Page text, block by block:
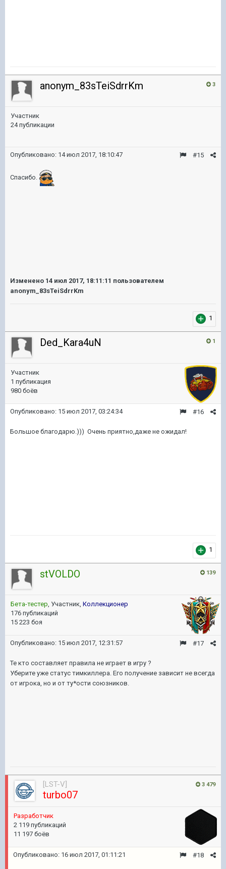
3
anonym_83sTeiSdrrKm
Участник
24 публикации
#15
Опубликовано: 14 июл 2017, 18:10:47
Спасибо.
Изменено 14 июл 2017, 18:11:11 пользователем
anonym_83sTeiSdrrKm
1
1
Ded_Kara4uN
Участник
1 публикация
980 боёв
#16
Опубликовано: 15 июл 2017, 03:24:34
Большое благодарю.))) Очень приятно,даже не ожидал!
1
139
stVOLDO
Бета-тестер, Участник, Коллекционер
176 публикаций
15 223 боя
#17
Опубликовано: 15 июл 2017, 12:31:57
Те кто составляет правила не играет в игру ?
Уберите уже статус тимкиллера. Его получение зависит не всегда
от игрока, но и от ту*ости союзников.
3 479
[LST-V]
turbo07
Разработчик
2 119 публикаций
11 197 боёв
#18
Опубликовано: 16 июл 2017, 01:11:21